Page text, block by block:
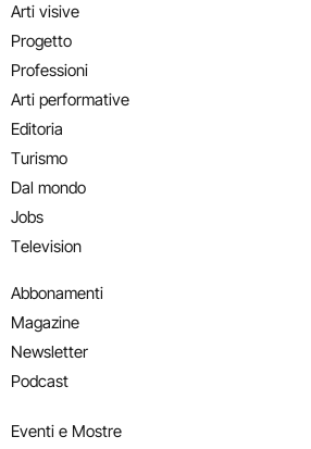
Arti visive
Progetto
Professioni
Arti performative
Editoria
Turismo
Dal mondo
Jobs
Television
Abbonamenti
Magazine
Newsletter
Podcast
Eventi e Mostre